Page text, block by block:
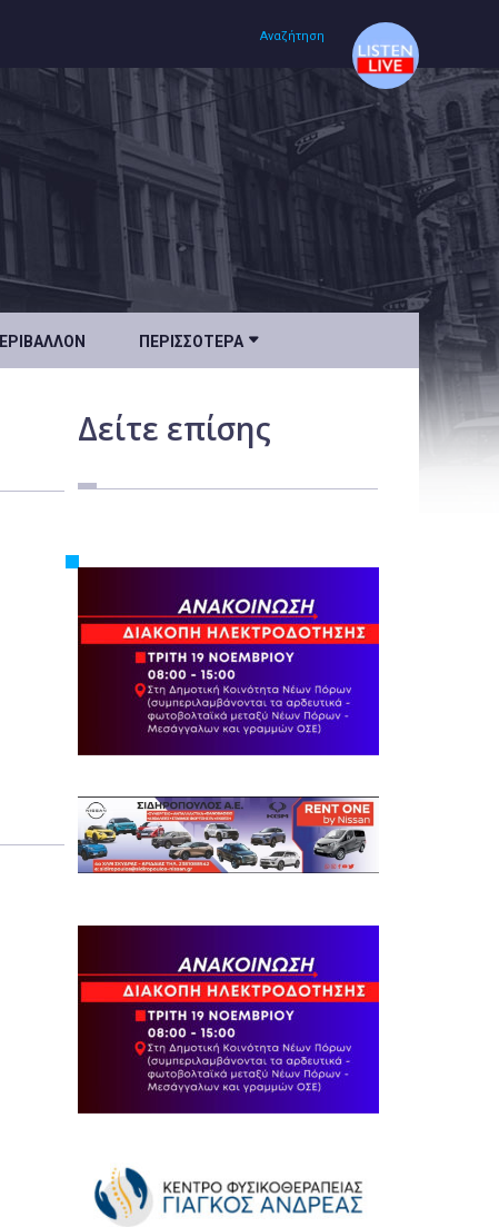
Αναζήτηση
ΠΕΡΙΣΣΌΤΕΡΑ 
Δείτε επίσης
Αρχική
Πολιτισμός
Υγεία
Ταξίδια
Επιστήμη
Περιβάλλον
Κόσμος
Τοπικά
Αγροτικά
Οικονομία
Αστυνομικό Δελτίο